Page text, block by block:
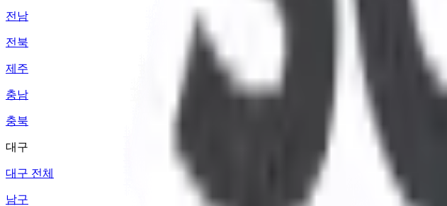
전남
전북
제주
충남
충북
대구
대구 전체
남구